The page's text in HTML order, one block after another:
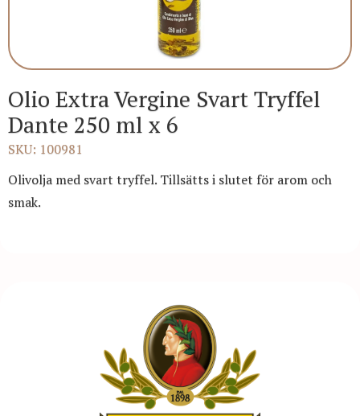
Olio Extra Vergine Svart Tryffel
Dante 250 ml x 6
SKU: 100981
Olivolja med svart tryffel. Tillsätts i slutet för arom och
smak.